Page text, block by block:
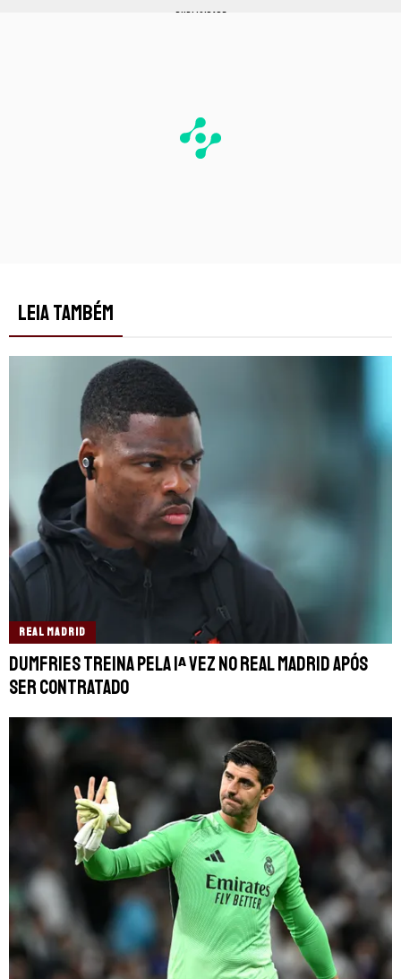
PUBLICIDADE
LEIA TAMBÉM
REAL MADRID
Dumfries treina pela 1ª vez no Real Madrid após
ser contratado